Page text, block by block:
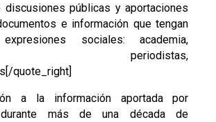
discusiones públicas y aportaciones
e información que tengan
sociales: academia,
periodistas,
quote_right]
a la información aportada por
durante más de una década de